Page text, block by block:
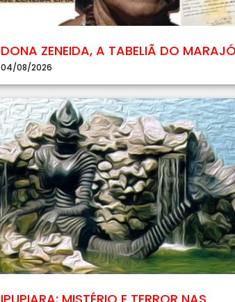
DONA ZENEIDA, A TABELIÃ DO
04/08/2026